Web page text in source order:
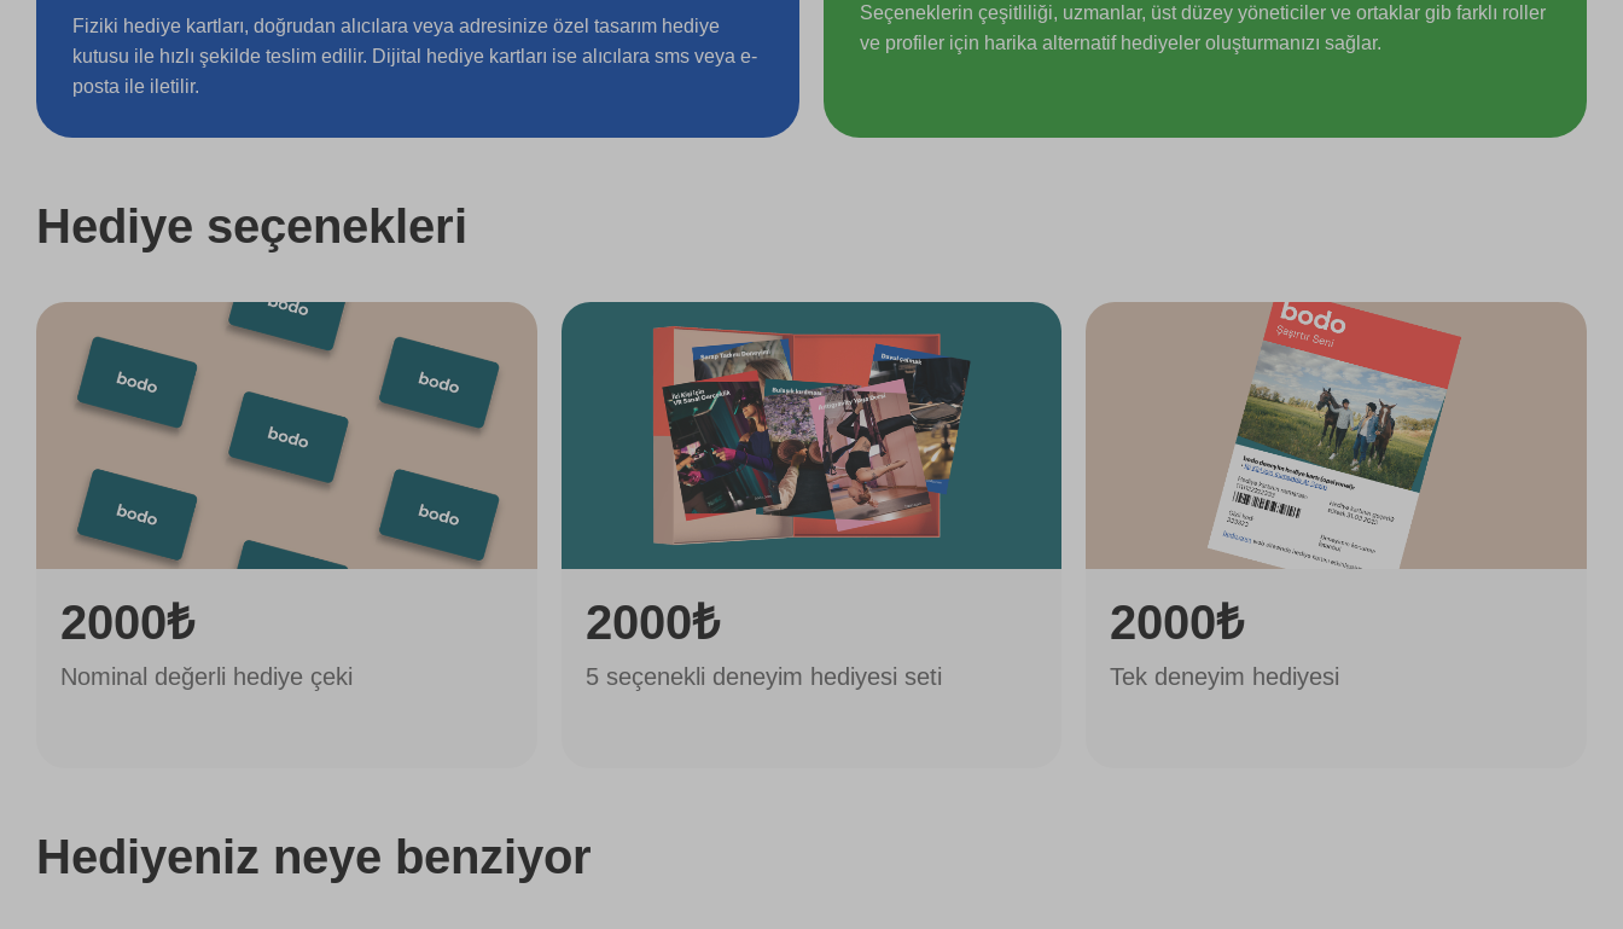
Fiziki hediye kartları, doğrudan alıcılara veya adresinize özel tasarım hediye
kutusu ile hızlı şekilde teslim edilir. Dijital hediye kartları ise alıcılara sms veya e-
posta ile iletilir.
Seçeneklerin çeşitliliği, uzmanlar, üst düzey yöneticiler ve ortaklar gib farklı roller
ve profiler için harika alternatif hediyeler oluşturmanızı sağlar.
Hediye seçenekleri
2000₺
Nominal değerli hediye çeki
2000₺
5 seçenekli deneyim hediyesi seti
2000₺
Tek deneyim hediyesi
Hediyeniz neye benziyor